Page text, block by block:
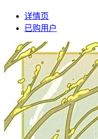
详情页
已购用户